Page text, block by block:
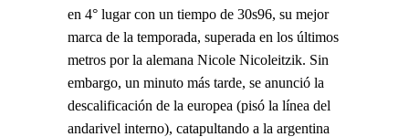
en 4° lugar con un tiempo de 30s96, su mejor
marca de la temporada, superada en los últimos
metros por la alemana Nicole Nicoleitzik. Sin
embargo, un minuto más tarde, se anunció la
descalificación de la europea (pisó la línea del
andarivel interno), catapultando a la argentina